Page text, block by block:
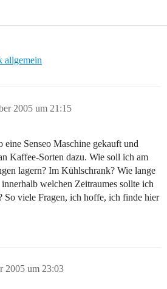
allgemein
2005 um 21:15
eine Senseo Maschine gekauft und
Kaffee-Sorten dazu. Wie soll ich am
lagern? Im Kühlschrank? Wie lange
welchen Zeitraumes sollte ich
So viele Fragen, ich hoffe, ich finde hier
2005 um 23:03